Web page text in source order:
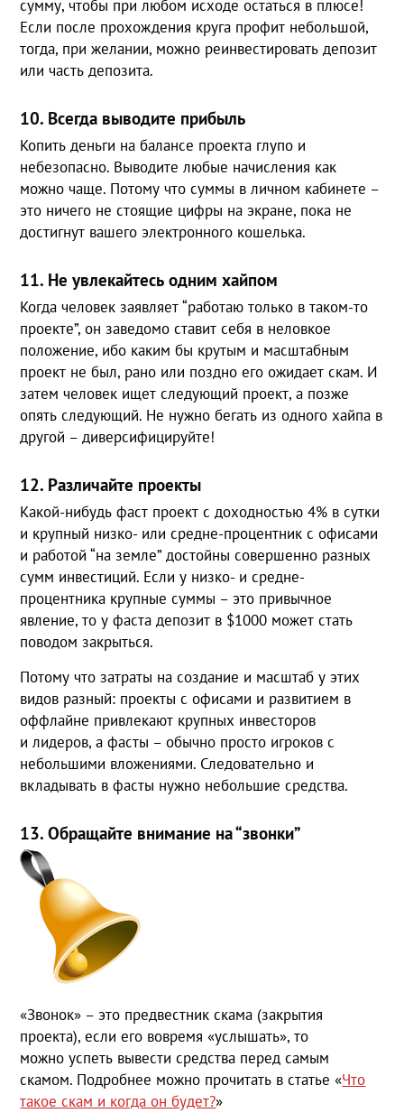
сумму, чтобы при любом исходе остаться в плюсе!
Если после прохождения круга профит небольшой,
тогда, при желании, можно реинвестировать депозит
или часть депозита.
10. Всегда выводите прибыль
Копить деньги на балансе проекта глупо и
небезопасно. Выводите любые начисления как
можно чаще. Потому что суммы в личном кабинете –
это ничего не стоящие цифры на экране, пока не
достигнут вашего электронного кошелька.
11. Не увлекайтесь одним хайпом
Когда человек заявляет “работаю только в таком-то
проекте”, он заведомо ставит себя в неловкое
положение, ибо каким бы крутым и масштабным
проект не был, рано или поздно его ожидает скам. И
затем человек ищет следующий проект, а позже
опять следующий. Не нужно бегать из одного хайпа в
другой – диверсифицируйте!
12. Различайте проекты
Какой-нибудь фаст проект с доходностью 4% в сутки
и крупный низко- или средне-процентник с офисами
и работой “на земле” достойны совершенно разных
сумм инвестиций. Если у низко- и средне-
процентника крупные суммы – это привычное
явление, то у фаста депозит в $1000 может стать
поводом закрыться.
Потому что затраты на создание и масштаб у этих
видов разный: проекты с офисами и развитием в
оффлайне привлекают крупных инвесторов
и лидеров, а фасты – обычно просто игроков с
небольшими вложениями. Следовательно и
вкладывать в фасты нужно небольшие средства.
13. Обращайте внимание на “звонки”
«Звонок» – это предвестник скама (закрытия
проекта), если его вовремя «услышать», то
можно успеть вывести средства перед самым
скамом. Подробнее можно прочитать в статье «Что
такое скам и когда он будет?»